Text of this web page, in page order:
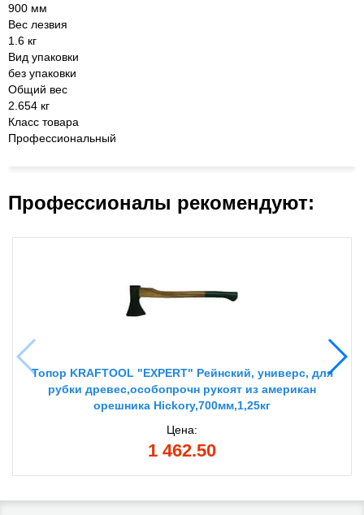
900 мм
Вес лезвия
1.6 кг
Вид упаковки
без упаковки
Общий вес
2.654 кг
Класс товара
Профессиональный
Профессионалы рекомендуют:
Топор KRAFTOOL "EXPERT" Рейнский, универс, для
рубки древес,особопрочн рукоят из американ
орешника Hickory,700мм,1,25кг
Цена:
1 462.50